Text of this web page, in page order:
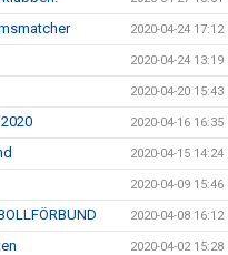
2020-04-24 17:12
2020-04-24 13:19
2020-04-20 15:43
2020-04-16 16:35
2020-04-15 14:24
2020-04-09 15:46
2020-04-08 16:12
2020-04-02 15:28